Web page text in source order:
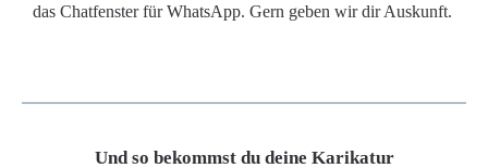
das Chatfenster für WhatsApp. Gern geben wir dir Auskunft.
Und so bekommst du deine Karikatur